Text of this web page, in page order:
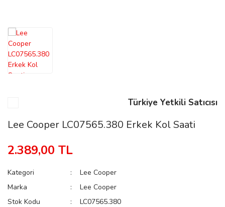
Türkiye Yetkili Satıcısı
Lee Cooper LC07565.380 Erkek Kol Saati
2.389,00 TL
Kategori
Lee Cooper
Marka
Lee Cooper
Stok Kodu
LC07565.380